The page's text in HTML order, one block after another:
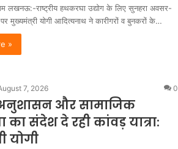
लखनऊ:-राष्ट्रीय हथकरघा उद्योग के लिए सुनहरा अवसर-
मुख्यमंत्री योगी आदित्यनाथ ने कारीगरों व बुनकरों के…
»
7, 2026 0
और सामाजिक
संदेश दे रही कांवड़ यात्रा:
योगी